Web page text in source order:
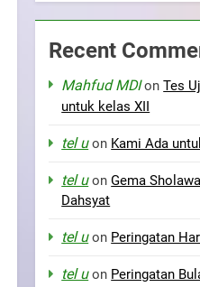
Recent
Mahfud MDIonTes
untuk kelas XII
tel uon Kami Ada
tel uonGema
Dahsyat
tel uon Peringatan
tel uon Peringatan